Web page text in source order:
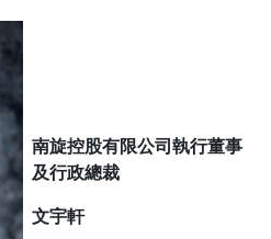
南旋控股有限公司執行董事
及行政總裁
文宇軒